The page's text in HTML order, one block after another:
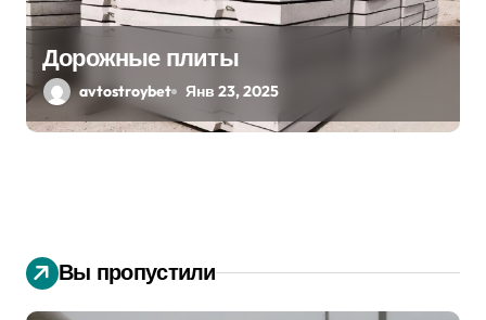
Дорожные плиты
avtostroybet Янв 23, 2025
Вы пропустили